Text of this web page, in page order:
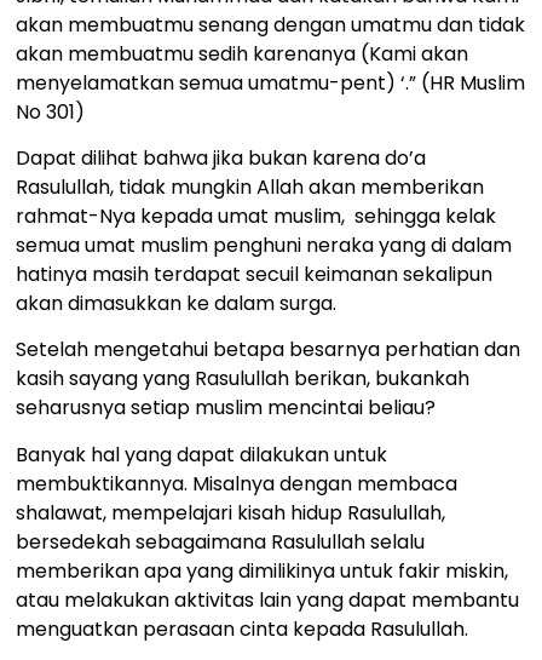
akan membuatmu senang dengan umatmu dan tidak
akan membuatmu sedih karenanya (Kami akan
menyelamatkan semua umatmu-pent) ‘.” (HR Muslim
No 301)
Dapat dilihat bahwa jika bukan karena do’a
Rasulullah, tidak mungkin Allah akan memberikan
rahmat-Nya kepada umat muslim, sehingga kelak
semua umat muslim penghuni neraka yang di dalam
hatinya masih terdapat secuil keimanan sekalipun
akan dimasukkan ke dalam surga.
Setelah mengetahui betapa besarnya perhatian dan
kasih sayang yang Rasulullah berikan, bukankah
seharusnya setiap muslim mencintai beliau?
Banyak hal yang dapat dilakukan untuk
membuktikannya. Misalnya dengan membaca
shalawat, mempelajari kisah hidup Rasulullah,
bersedekah sebagaimana Rasulullah selalu
memberikan apa yang dimilikinya untuk fakir miskin,
atau melakukan aktivitas lain yang dapat membantu
menguatkan perasaan cinta kepada Rasulullah.